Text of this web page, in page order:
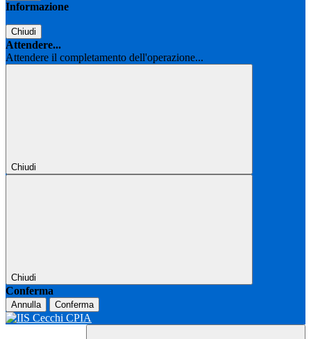
Informazione
Chiudi
Attendere...
Attendere il completamento dell'operazione...
Chiudi
Chiudi
Conferma
Annulla Conferma